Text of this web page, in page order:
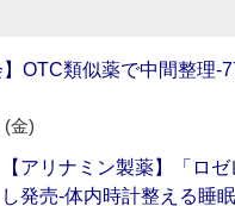
】OTC類似薬で中間整理
(金)
【アリナミン製薬】「ロ
し発売‐体内時計整える睡